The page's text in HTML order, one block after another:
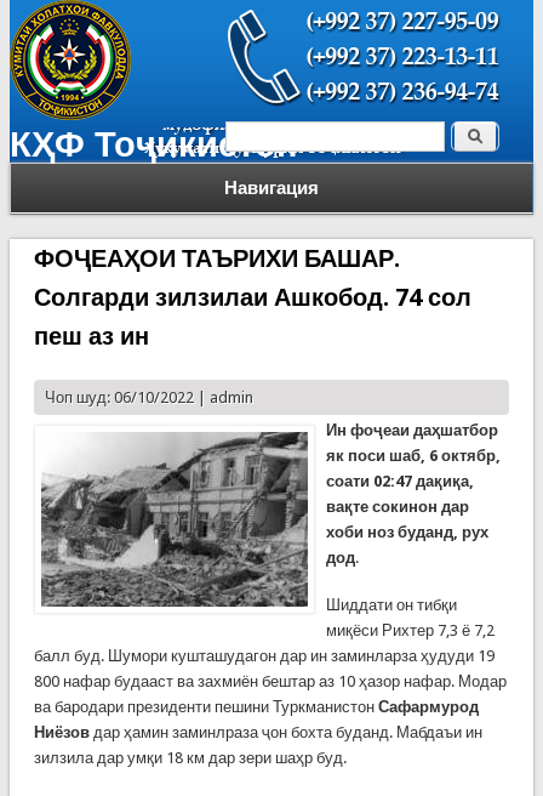
КҲФ Тоҷикистон
Навигация
Форма поиска Поиск
ФОҶЕАҲОИ ТАЪРИХИ БАШАР.
Солгарди зилзилаи Ашкобод. 74 сол
пеш аз ин
Чоп шуд: 06/10/2022 | admin
Ин фоҷеаи даҳшатбор
як поси шаб, 6 октябр,
соати 02:47 дақиқа,
вақте сокинон дар
хоби ноз буданд, рух
дод.
Шиддати он тибқи
миқёси Рихтер 7,3 ё 7,2
балл буд. Шумори кушташудагон дар ин заминларза ҳудуди 19
800 нафар будааст ва захмиён бештар аз 10 ҳазор нафар. Модар
ва бародари президенти пешини Туркманистон Сафармурод
Ниёзовдар ҳамин заминлраза ҷон бохта буданд. Мабдаъи ин
зилзила дар умқи 18 км дар зери шаҳр буд.